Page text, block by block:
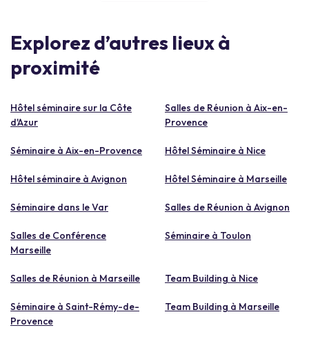
Explorez d’autres lieux à
proximité
Hôtel séminaire sur la Côte
d'Azur
Salles de Réunion à Aix-en-
Provence
Séminaire à Aix-en-Provence Hôtel Séminaire à Nice
Hôtel séminaire à Avignon Hôtel Séminaire à Marseille
Séminaire dans le Var Salles de Réunion à Avignon
Salles de Conférence
Marseille
Séminaire à Toulon
Salles de Réunion à Marseille Team Building à Nice
Séminaire à Saint-Rémy-de-
Provence
Team Building à Marseille